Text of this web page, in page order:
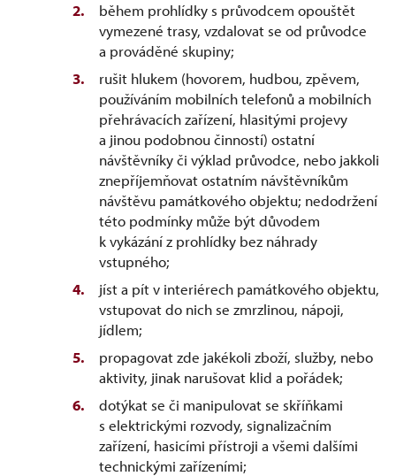
během prohlídky s průvodcem opouštět
vymezené trasy, vzdalovat se od průvodce
a prováděné skupiny;
rušit hlukem (hovorem, hudbou, zpěvem,
používáním mobilních telefonů a mobilních
přehrávacích zařízení, hlasitými projevy
a jinou podobnou činností) ostatní
návštěvníky či výklad průvodce, nebo jakkoli
znepříjemňovat ostatním návštěvníkům
návštěvu památkového objektu; nedodržení
této podmínky může být důvodem
k vykázání z prohlídky bez náhrady
vstupného;
jíst a pít v interiérech památkového objektu,
vstupovat do nich se zmrzlinou, nápoji,
jídlem;
propagovat zde jakékoli zboží, služby, nebo
aktivity, jinak narušovat klid a pořádek;
dotýkat se či manipulovat se skříňkami
s elektrickými rozvody, signalizačním
zařízení, hasicími přístroji a všemi dalšími
technickými zařízeními;